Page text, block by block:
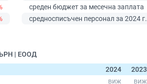
среден бюджет за месечна заплата
средносписъчен персонал за 2024 г.
| ЕООД
2024
2023